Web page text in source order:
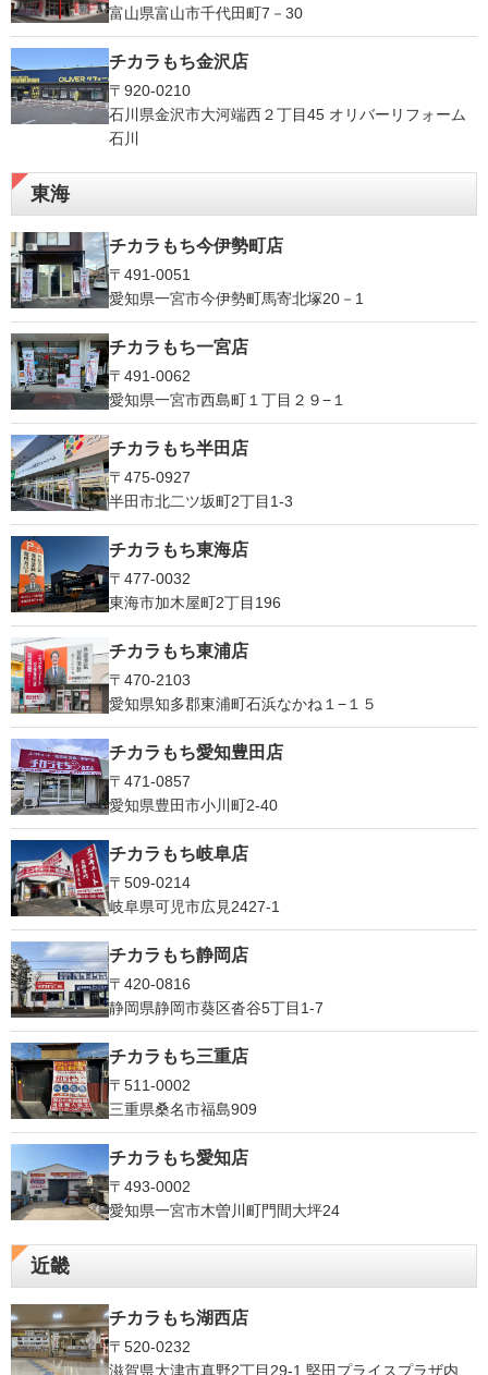
富山県富山市千代田町7－30
チカラもち金沢店
〒920-0210
石川県金沢市大河端西２丁目45 オリバーリフォーム
石川
東海
チカラもち今伊勢町店
〒491-0051
愛知県一宮市今伊勢町馬寄北塚20－1
チカラもち一宮店
〒491-0062
愛知県一宮市西島町１丁目２９−１
チカラもち半田店
〒475-0927
半田市北二ツ坂町2丁目1-3
チカラもち東海店
〒477-0032
東海市加木屋町2丁目196
チカラもち東浦店
〒470-2103
愛知県知多郡東浦町石浜なかね１−１５
チカラもち愛知豊田店
〒471-0857
愛知県豊田市小川町2‐40
チカラもち岐阜店
〒509-0214
岐阜県可児市広見2427-1
チカラもち静岡店
〒420-0816
静岡県静岡市葵区沓谷5丁目1-7
チカラもち三重店
〒511-0002
三重県桑名市福島909
チカラもち愛知店
〒493-0002
愛知県一宮市木曽川町門間大坪24
近畿
チカラもち湖西店
〒520-0232
滋賀県大津市真野2丁目29-1 堅田プライスプラザ内